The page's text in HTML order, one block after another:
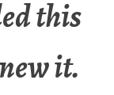
this
it.